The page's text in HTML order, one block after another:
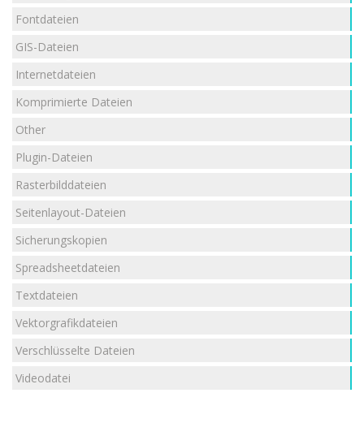
Fontdateien
GIS-Dateien
Internetdateien
Komprimierte Dateien
Other
Plugin-Dateien
Rasterbilddateien
Seitenlayout-Dateien
Sicherungskopien
Spreadsheetdateien
Textdateien
Vektorgrafikdateien
Verschlüsselte Dateien
Videodatei